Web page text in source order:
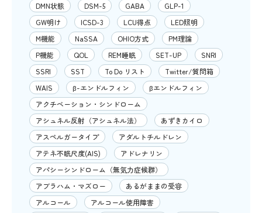
DMN状態
DSM-5 GABA
GLP-1
GW明け
ICSD-3 LCU得点
LED照明
M機能
NaSSA OHIO方式
PM理論
P機能
QOL REM睡眠 SET-UP
SNRI
SSRI
SST To Do リスト
Twitter/質問箱
WAIS
β-エンドルフィン
βエンドルフィン
アクチベーション・シンドローム
アシュネル反射（アシュネル法）
あずきカイロ
アスペルガータイプ
アダルトチルドレン
アテネ不眠尺度(AIS)
アドレナリン
アパシーシンドローム（無気力症候群）
アブラハム・マズロー
あるがままの受容
アルコール
アルコール使用障害